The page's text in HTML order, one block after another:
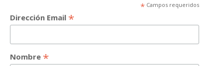
* Campos requeridos
Dirección Email *
Nombre *